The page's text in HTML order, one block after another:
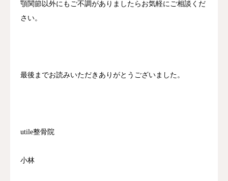
顎関節以外にもご不調がありましたらお気軽にご相談くだ
さい。
最後までお読みいただきありがとうございました。
utile整骨院
小林